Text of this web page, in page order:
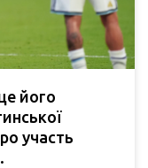
його
участь